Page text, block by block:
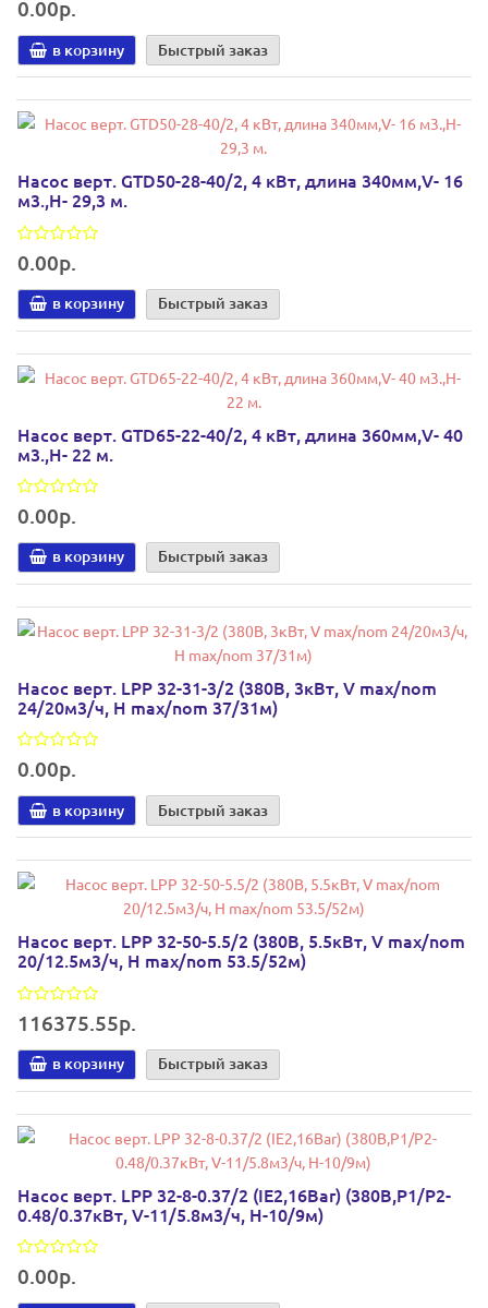
0.00р.
в корзину Быстрый заказ
Насос верт. GTD50-28-40/2, 4 кВт, длина 340мм,V- 16
м3.,H- 29,3 м.
0.00р.
в корзину Быстрый заказ
Насос верт. GTD65-22-40/2, 4 кВт, длина 360мм,V- 40
м3.,H- 22 м.
0.00р.
в корзину Быстрый заказ
Насос верт. LPP 32-31-3/2 (380В, 3кВт, V max/nom
24/20м3/ч, Н max/nom 37/31м)
0.00р.
в корзину Быстрый заказ
Насос верт. LPP 32-50-5.5/2 (380В, 5.5кВт, V max/nom
20/12.5м3/ч, Н max/nom 53.5/52м)
116375.55р.
в корзину Быстрый заказ
Насос верт. LPP 32-8-0.37/2 (IE2,16Bar) (380В,P1/P2-
0.48/0.37кВт, V-11/5.8м3/ч, H-10/9м)
0.00р.